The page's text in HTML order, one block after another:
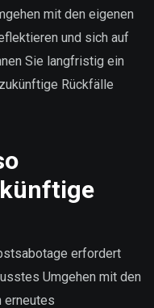
mit den eigenen
und sich auf
Sie langfristig ein
Rückfälle
erfordert
Umgehen mit den
erneutes